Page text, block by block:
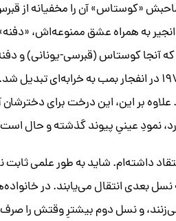
«کوستاس» آن را مخفیانه از
به همراه عشق ممنوعه‌اش،
آنجا کوستاس (قبرسی-یونانی) و
هم ملاقات می‌کردند رویید. رستورانی که در ۱۹۷۴ در
بر این، این درخت برای دخترشان
نمودِ عینیِ پیوند گذشته و حال
داشته‌ام. شاید به طور علمی ثابت
نسل بعدی انتقال می‌یابند. در
و نسل دوم بیشترِ وقتش را